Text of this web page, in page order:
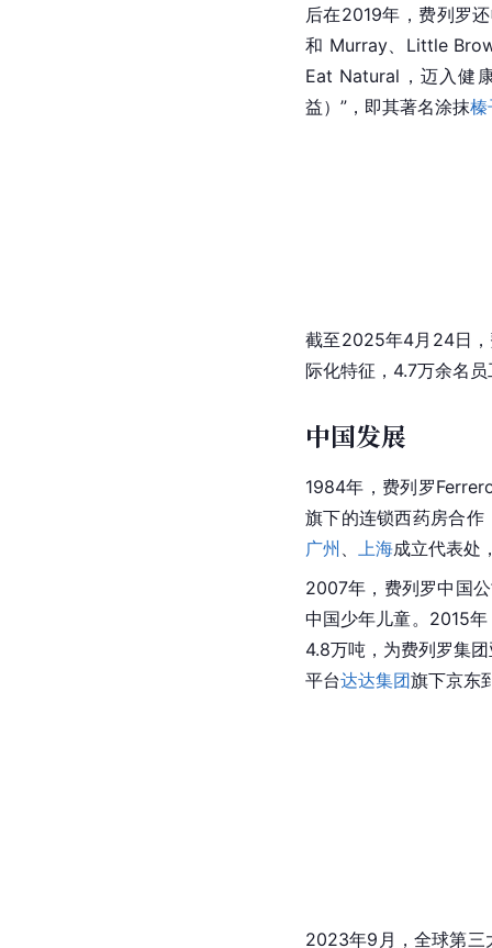
后在2019年，费列罗
和 Murray、Little
Eat Natural，迈入健
益）”，即其著名涂抹榛
截至2025年4月24日，
际化特征，4.7万余名
中国发展
1984年，费列罗
旗下的连锁西药房合
广州
上海成立代表处
2007年，费列罗中国
中国少年儿童。2015
4.8万吨，为费列罗集
平台达达集团旗下京东
2023年9月，全球第三